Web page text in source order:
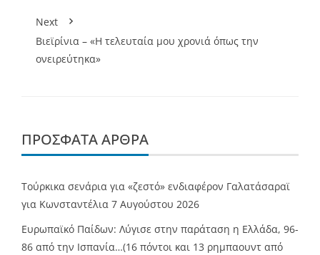
Next
Βιεϊρίνια – «Η τελευταία μου χρονιά όπως την
ονειρεύτηκα»
ΠΡΌΣΦΑΤΑ ΆΡΘΡΑ
Τούρκικα σενάρια για «ζεστό» ενδιαφέρον Γαλατάσαραϊ
για Κωνσταντέλια 7 Αυγούστου 2026
Ευρωπαϊκό Παίδων: Λύγισε στην παράταση η Ελλάδα, 96-
86 από την Ισπανία…(16 πόντοι και 13 ρημπαουντ από